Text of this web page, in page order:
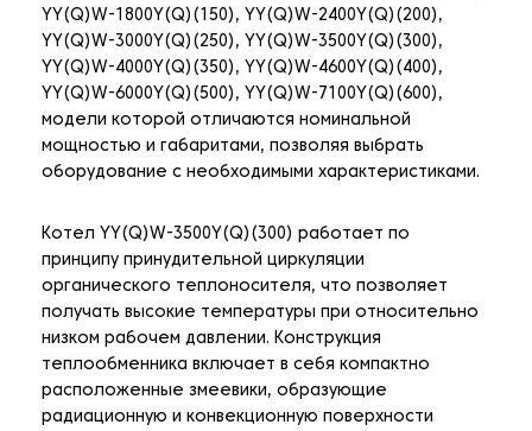
YY(Q)W-1800Y(Q)(150), YY(Q)W-2400Y(Q)(200),
YY(Q)W-3000Y(Q)(250), YY(Q)W-3500Y(Q)(300),
YY(Q)W-4000Y(Q)(350), YY(Q)W-4600Y(Q)(400),
YY(Q)W-6000Y(Q)(500), YY(Q)W-7100Y(Q)(600),
модели которой отличаются номинальной
мощностью и габаритами, позволяя выбрать
оборудование с необходимыми характеристиками.
Котел YY(Q)W-3500Y(Q)(300) работает по
принципу принудительной циркуляции
органического теплоносителя, что позволяет
получать высокие температуры при относительно
низком рабочем давлении. Конструкция
теплообменника включает в себя компактно
расположенные змеевики, образующие
радиационную и конвекционную поверхности